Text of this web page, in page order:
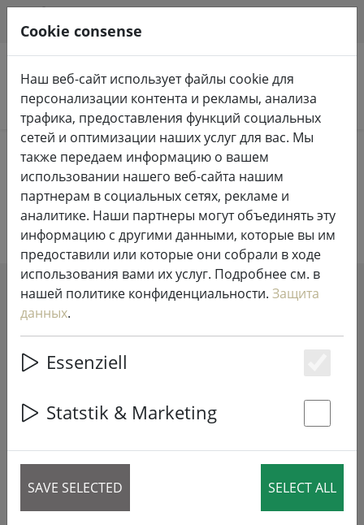
Поиск продуктов
Home Жизнь Небольшая мебель
Небольшая мебель
SHOW FILTERS
УМЕНЬШЕННЫЙ!
Cookie consense
Наш веб-сайт использует файлы cookie для
персонализации контента и рекламы, анализа
трафика, предоставления функций социальных
сетей и оптимизации наших услуг для вас. Мы
также передаем информацию о вашем
использовании нашего веб-сайта нашим
партнерам в социальных сетях, рекламе и
аналитике. Наши партнеры могут объединять эту
информацию с другими данными, которые вы им
предоставили или которые они собрали в ходе
использования вами их услуг. Подробнее см. в
нашей политике конфиденциальности. Защита
данных.
Essenziell
Statstik & Marketing
SAVE SELECTED SELECT ALL